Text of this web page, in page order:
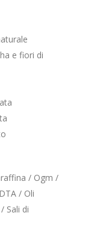
e fiori di
/ Ogm /
/ Oli
Sali di